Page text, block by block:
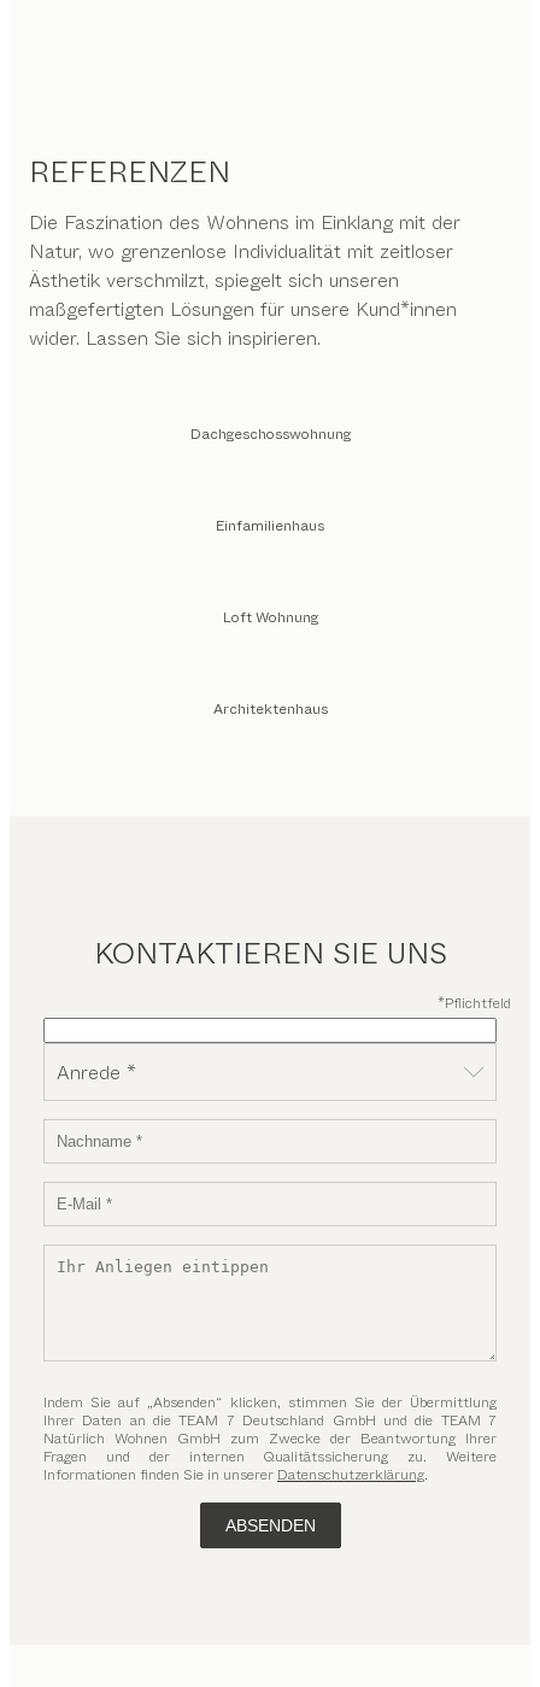
REFERENZEN
Die Faszination des Wohnens im Einklang mit der
Natur, wo grenzenlose Individualität mit zeitloser
Ästhetik verschmilzt, spiegelt sich unseren
maßgefertigten Lösungen für unsere Kund*innen
wider. Lassen Sie sich inspirieren.
Dachgeschosswohnung
Einfamilienhaus
Loft Wohnung
Architektenhaus
KONTAKTIEREN SIE UNS
*Pflichtfeld
Anrede *
Indem Sie auf „Absenden“ klicken, stimmen Sie der Übermittlung
Ihrer Daten an die TEAM 7 Deutschland GmbH und die TEAM 7
Natürlich Wohnen GmbH zum Zwecke der Beantwortung Ihrer
Fragen und der internen Qualitätssicherung zu. Weitere
Informationen finden Sie in unserer Datenschutzerklärung.
ABSENDEN